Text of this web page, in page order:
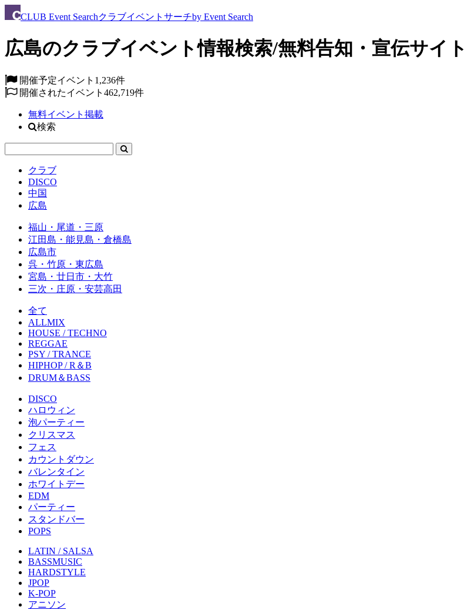
CLUB Event Searchクラブイベントサーチby Event Search
広島のクラブイベント情報検索/無料告知・宣伝サイト
開催予定イベント 1,236件
開催されたイベント 462,719件
無料イベント掲載
検索
クラブ
DISCO
中国
広島
福山・尾道・三原
江田島・能見島・倉橋島
広島市
呉・竹原・東広島
宮島・廿日市・大竹
三次・庄原・安芸高田
全て
ALLMIX
HOUSE / TECHNO
REGGAE
PSY / TRANCE
HIPHOP / R＆B
DRUM＆BASS
DISCO
ハロウィン
泡パーティー
クリスマス
フェス
カウントダウン
バレンタイン
ホワイトデー
EDM
パーティー
スタンドバー
POPS
LATIN / SALSA
BASSMUSIC
HARDSTYLE
JPOP
K-POP
アニソン